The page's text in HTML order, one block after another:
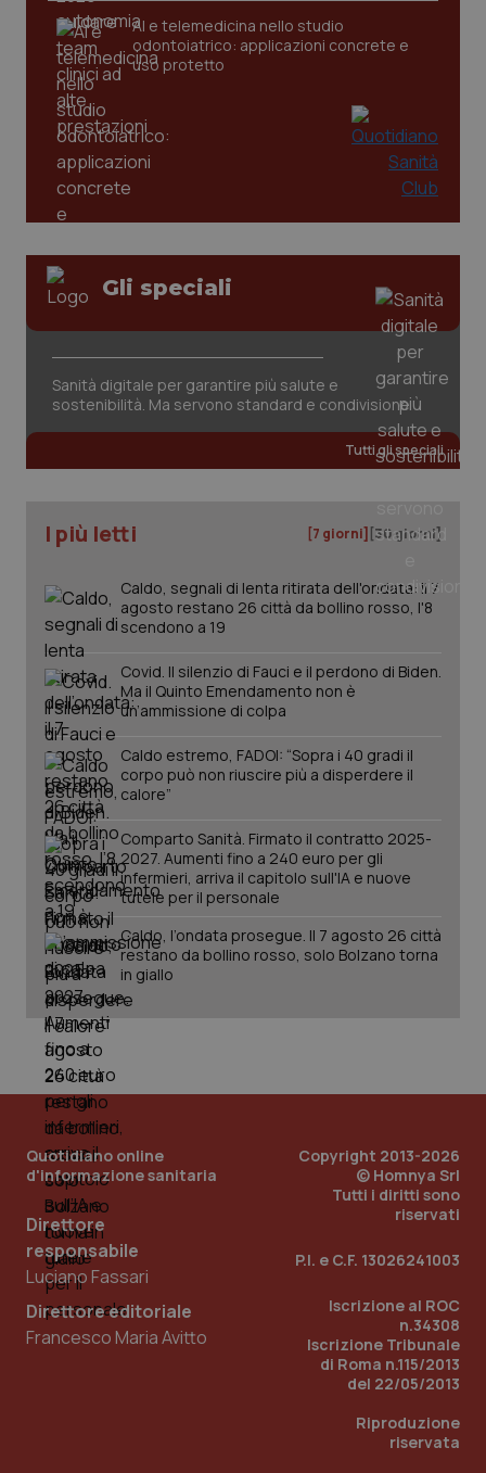
AI e telemedicina nello studio
odontoiatrico: applicazioni concrete e
uso protetto
Gli speciali
Sanità digitale per garantire più salute e
sostenibilità. Ma servono standard e condivisione
Tutti gli speciali
I più letti [7 giorni] [30 giorni]
Caldo, segnali di lenta ritirata dell'ondata: il 7
agosto restano 26 città da bollino rosso, l'8
scendono a 19
Covid. Il silenzio di Fauci e il perdono di Biden.
Ma il Quinto Emendamento non è
un’ammissione di colpa
Caldo estremo, FADOI: “Sopra i 40 gradi il
corpo può non riuscire più a disperdere il
calore”
Comparto Sanità. Firmato il contratto 2025-
2027. Aumenti fino a 240 euro per gli
infermieri, arriva il capitolo sull'IA e nuove
tutele per il personale
Caldo, l’ondata prosegue. Il 7 agosto 26 città
restano da bollino rosso, solo Bolzano torna
in giallo
Quotidiano online
d'informazione sanitaria
Direttore
responsabile
Luciano Fassari
Direttore editoriale
Francesco Maria Avitto
Copyright 2013-2026
© Homnya Srl
Tutti i diritti sono
riservati
P.I. e C.F. 13026241003
Iscrizione al ROC
n.34308
Iscrizione Tribunale
di Roma n.115/2013
del 22/05/2013
Riproduzione
riservata
tracking-sites-ironfish-
tracking-enable
www.quotidianosanita.it
session-id
www.quotidianosanita.it
_ga
PHPSESSID
PHP.net
www.quotidianosanita.it
_ga_KM60CM4NPH
mese